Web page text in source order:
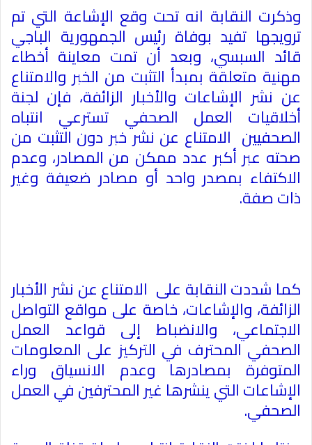
وذكرت النقابة انه تحت وقع الإشاعة التي تم
ترويجها تفيد بوفاة رئيس الجمهورية الباجي
قائد السبسي، وبعد أن تمت معاينة أخطاء
مهنية متعلقة بمبدأ التثبت من الخبر والامتناع
عن نشر الإشاعات والأخبار الزائفة، فإن لجنة
أخلاقيات العمل الصحفي تسترعي انتباه
الصحفيين الامتناع عن نشر خبر دون التثبت من
صحته عبر أكبر عدد ممكن من المصادر، وعدم
الاكتفاء بمصدر واحد أو مصادر ضعيفة وغير
ذات صفة.
كما شددت النقابة على الامتناع عن نشر الأخبار
الزائفة، والإشاعات، خاصة على مواقع التواصل
الاجتماعي، والانضباط إلى قواعد العمل
الصحفي المحترف في التركيز على المعلومات
المتوفرة بمصادرها وعدم الانسياق وراء
الإشاعات التي ينشرها غير المحترفين في العمل
الصحفي.